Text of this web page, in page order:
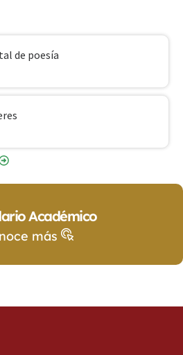
de poesía
Académico
más